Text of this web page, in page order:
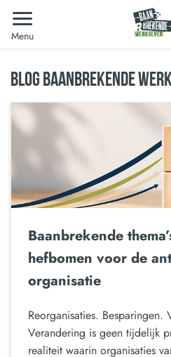
Menu
BLOG BAANBREKENDE
Baanbrekende
hefbomen voor de
organisatie
Reorganisaties. Besparingen.
Verandering is geen tijdelijk
realiteit waarin organisaties